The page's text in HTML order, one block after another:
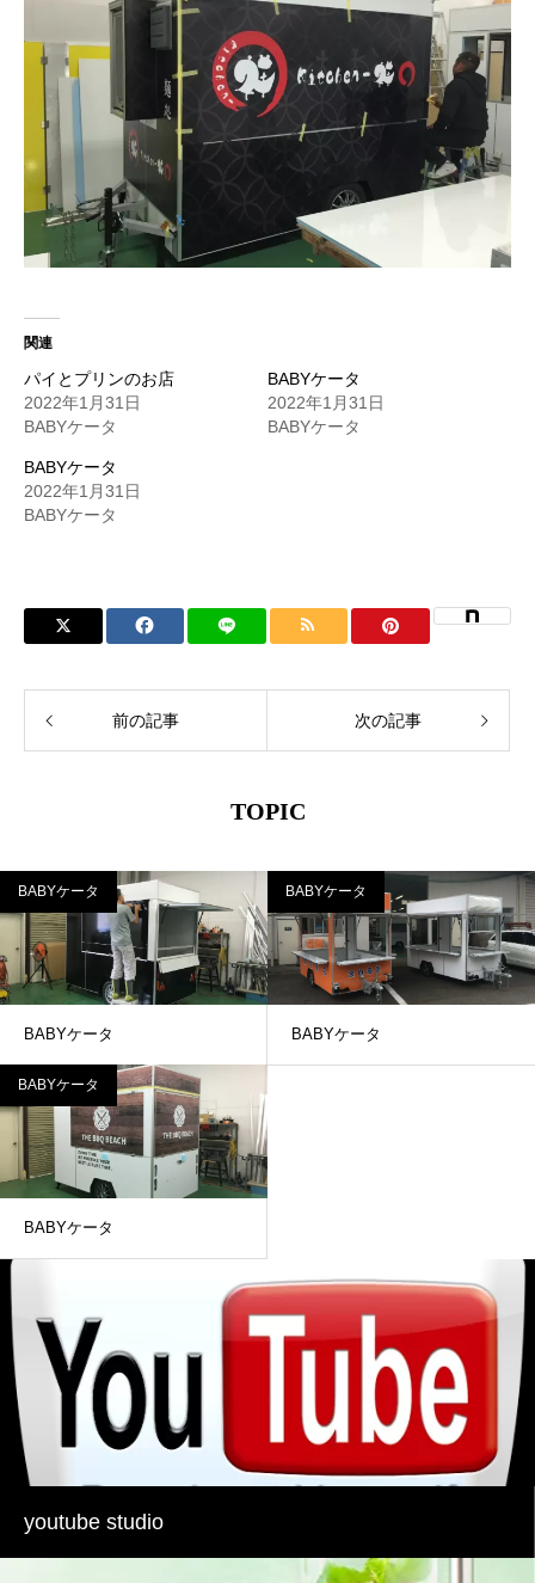
関連
パイとプリンのお店
2022年1月31日
BABYケータ
BABYケータ
2022年1月31日
BABYケータ
BABYケータ
2022年1月31日
BABYケータ
前の記事 次の記事
TOPIC
BABYケータ
BABYケータ
BABYケータ
BABYケータ
BABYケータ
BABYケータ
youtube studio